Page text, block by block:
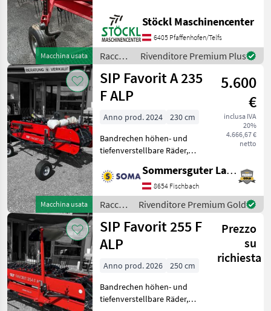
Macchina usata
CARRARO. (A). Raccolta
mangimi Rastrello a nastro
Stöckl Maschinencenter
6405 Pfaffenhofen/Telfs
Raccolta
mangimi
/ SIP
Rivenditore Premium Plus
Macchina usata
SIP Favorit A 235
F ALP
5.600
€
inclusa IVA
20%
4.666,67 €
netto
Anno prod. 2024
230 cm
Bandrechen höhen- und
tiefenverstellbare Räder,
Riemen mit sieben
Verstärkungsbändern,
Bodenanpassung mit
einstellbaren Federn,
Transportsic
Sommersguter Landmaschinen GmbH
8654 Fischbach
Raccolta
mangimi
/ SIP
Rivenditore Premium Gold
SIP Favorit 255 F
ALP
Prezzo
su
richiesta
Anno prod. 2026
250 cm
Bandrechen höhen- und
tiefenverstellbare Räder,